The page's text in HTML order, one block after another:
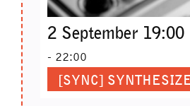
2 September 19:00
- 22:00
[SYNC]